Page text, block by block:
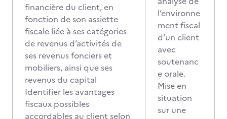
financière du client, en
fonction de son assiette
fiscale liée à ses catégories
de revenus d’activités de
ses revenus fonciers et
mobiliers, ainsi que ses
revenus du capital
Identifier les avantages
fiscaux possibles
accordables au client selon
l’environne
ment fiscal
d’un client
avec
soutenanc
e orale.
Mise en
situation
sur une